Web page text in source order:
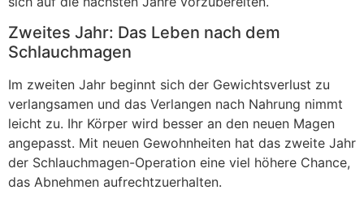
Zweites Jahr: Das Leben nach dem
Schlauchmagen
Im zweiten Jahr beginnt sich der Gewichtsverlust zu
verlangsamen und das Verlangen nach Nahrung nimmt
leicht zu. Ihr Körper wird besser an den neuen Magen
angepasst. Mit neuen Gewohnheiten hat das zweite Jahr
der Schlauchmagen-Operation eine viel höhere Chance,
das Abnehmen aufrechtzuerhalten.